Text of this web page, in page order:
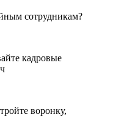
сотрудникам?
кадровые
воронку,